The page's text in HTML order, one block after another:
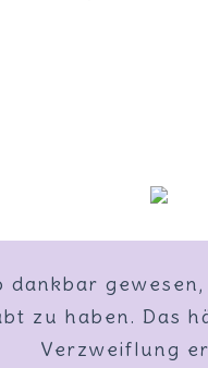
dankbar
zu haben. Das
Verzweiflung
ich
Annika früher
war nie die
haben wir es
nicht mehr
in ihrem
schlafen
und der
zu erkennen,
Veränderungen
2017 für
bekommen geht
mit uns